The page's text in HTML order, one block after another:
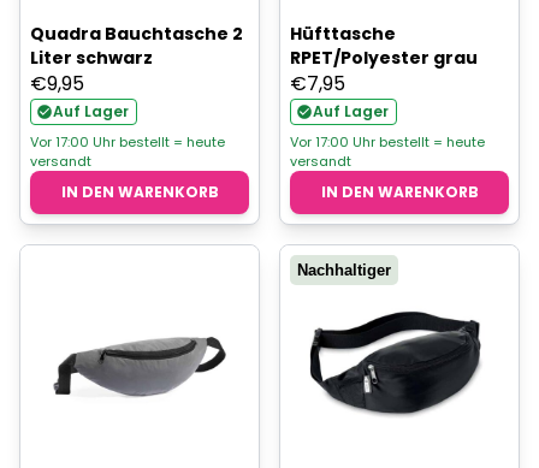
Quadra Bauchtasche 2
Liter schwarz
€9,95
Auf Lager
Vor 17:00 Uhr bestellt = heute
versandt
IN DEN WARENKORB
Hüfttasche
RPET/Polyester grau
€7,95
Auf Lager
Vor 17:00 Uhr bestellt = heute
versandt
IN DEN WARENKORB
Nachhaltiger